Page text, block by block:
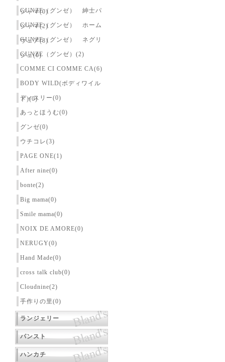
ジャマ(0)
GUNZE（グンゼ） 紳士パ
ジャマ(2)
GUNZE（グンゼ） ホーム
ウェア(8)
GUNZE（グンゼ） ネグリ
ジェ(0)
GUNZE（グンゼ）(2)
COMME CI COMME CA(6)
BODY WILD(ボディワイル
ド)(0)
ディスリー(0)
あっとほうむ(0)
グンゼ(0)
ウチコレ(3)
PAGE ONE(1)
After nine(0)
bonte(2)
Big mama(0)
Smile mama(0)
NOIX DE AMORE(0)
NERUGY(0)
Hand Made(0)
cross talk club(0)
Cloudnine(2)
手作りの里(0)
ランジェリー
パンスト
ハンカチ